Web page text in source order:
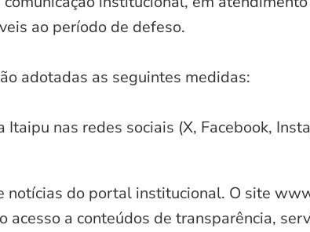
ao período de defeso.
adotadas as seguintes medidas:
Itaipu nas redes sociais (X, Facebook,
notícias do portal institucional. O site
acesso a conteúdos de transparência,